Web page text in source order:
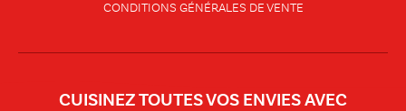
CONDITIONS GÉNÉRALES DE VENTE
CUISINEZ TOUTES VOS ENVIES AVEC